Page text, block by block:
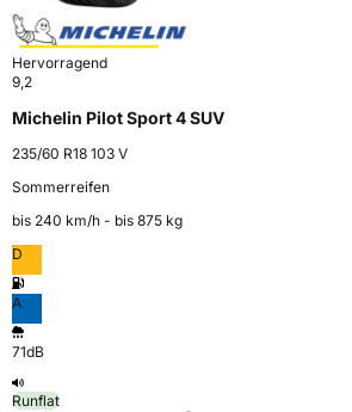
Hervorragend
9,2
Michelin Pilot Sport 4 SUV
235/60 R18 103 V
Sommerreifen
bis 240 km⁠/⁠h - bis 875 kg
D
A
71dB
Runflat